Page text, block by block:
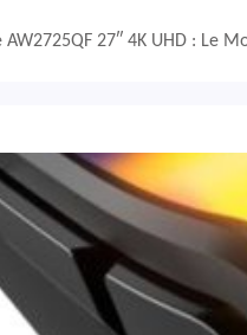
AW2725QF 27″ 4K UHD : Le